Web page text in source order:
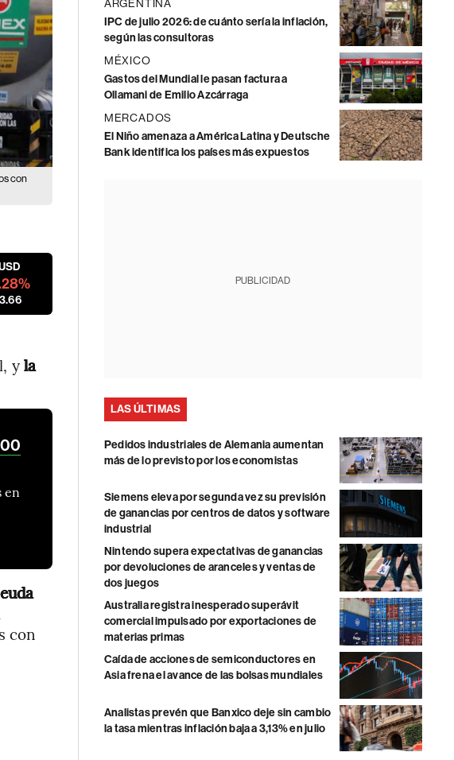
con
yla
en
con
ARGENTINA
IPC de julio 2026: de cuánto sería la inflación,
según las consultoras
MÉXICO
Gastos del Mundial le pasan factura a
Ollamani de Emilio Azcárraga
MERCADOS
El Niño amenaza a América Latina y Deutsche
Bank identifica los países más expuestos
PUBLICIDAD
LAS ÚLTIMAS
Pedidos industriales de Alemania aumentan
más de lo previsto por los economistas
Siemens eleva por segunda vez su previsión
de ganancias por centros de datos y software
industrial
Nintendo supera expectativas de ganancias
por devoluciones de aranceles y ventas de
dos juegos
Australia registra inesperado superávit
comercial impulsado por exportaciones de
materias primas
Caída de acciones de semiconductores en
Asia frena el avance de las bolsas mundiales
Analistas prevén que Banxico deje sin cambio
la tasa mientras inflación baja a 3,13% en julio